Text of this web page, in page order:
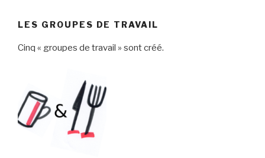
LES GROUPES DE TRAVAIL
Cinq « groupes de travail » sont créé.